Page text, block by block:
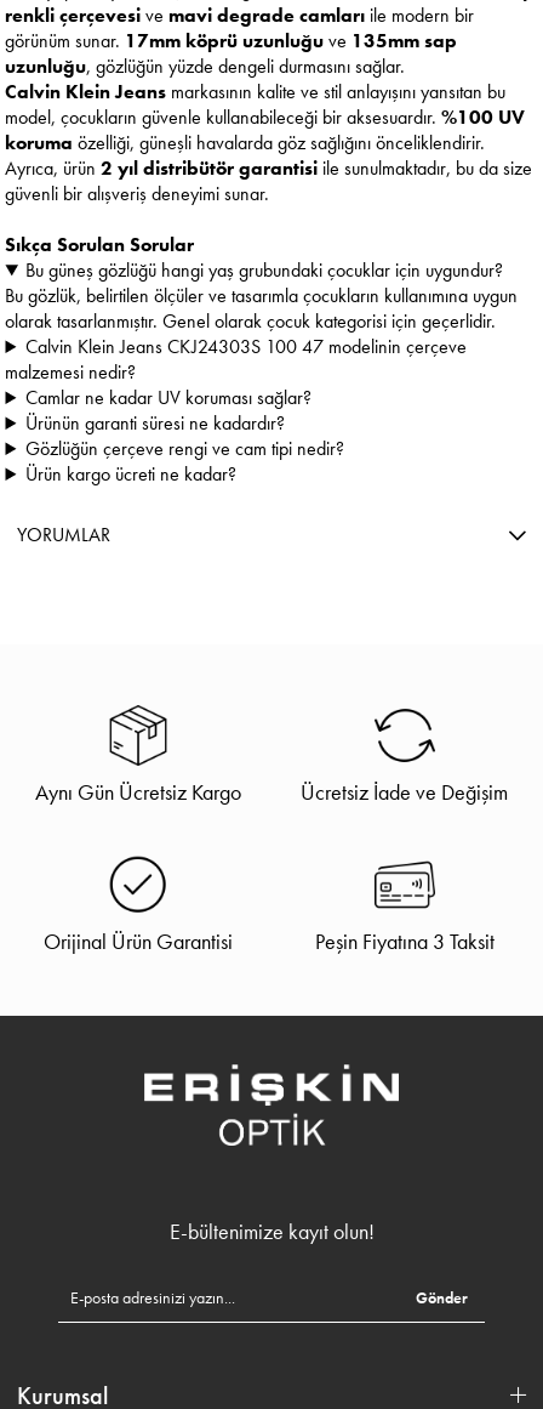
renkli çerçevesivemavi degrade camları ile modern bir
görünüm sunar. 17mm köprü uzunluğuve 135mm sap
uzunluğu, gözlüğün yüzde dengeli durmasını sağlar.
Calvin Klein Jeans markasının kalite ve stil anlayışını yansıtan bu
model, çocukların güvenle kullanabileceği bir aksesuardır.%100 UV
koruma özelliği, güneşli havalarda göz sağlığını önceliklendirir.
Ayrıca, ürün2 yıl distribütör garantisi ile sunulmaktadır, bu da size
güvenli bir alışveriş deneyimi sunar.
Sıkça Sorulan Sorular
Bu güneş gözlüğü hangi yaş grubundaki çocuklar için uygundur?
Bu gözlük, belirtilen ölçüler ve tasarımla çocukların kullanımına uygun
olarak tasarlanmıştır. Genel olarak çocuk kategorisi için geçerlidir.
Calvin Klein Jeans CKJ24303S 100 47 modelinin çerçeve
malzemesi nedir?
Camlar ne kadar UV koruması sağlar?
Ürünün garanti süresi ne kadardır?
Gözlüğün çerçeve rengi ve cam tipi nedir?
Ürün kargo ücreti ne kadar?
YORUMLAR
Aynı Gün Ücretsiz Kargo Ücretsiz İade ve Değişim
Orijinal Ürün Garantisi Peşin Fiyatına 3 Taksit
E-bültenimize kayıt olun!
Gönder
Kurumsal